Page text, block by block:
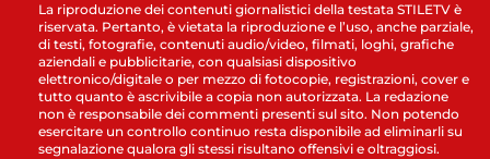
La riproduzione dei contenuti giornalistici della testata STILETV è
riservata. Pertanto, è vietata la riproduzione e l’uso, anche parziale,
di testi, fotografie, contenuti audio/video, filmati, loghi, grafiche
aziendali e pubblicitarie, con qualsiasi dispositivo
elettronico/digitale o per mezzo di fotocopie, registrazioni, cover e
tutto quanto è ascrivibile a copia non autorizzata. La redazione
non è responsabile dei commenti presenti sul sito. Non potendo
esercitare un controllo continuo resta disponibile ad eliminarli su
segnalazione qualora gli stessi risultano offensivi e oltraggiosi.